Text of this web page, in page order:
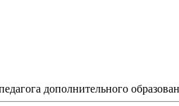
дополнительного